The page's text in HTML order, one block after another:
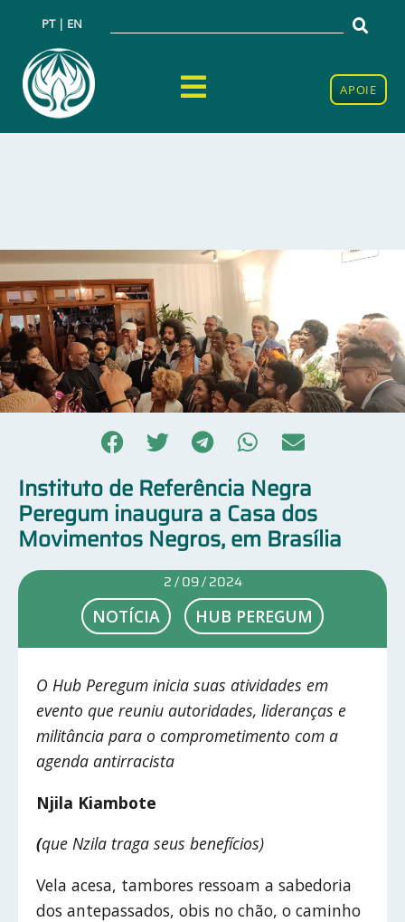
PT | EN
APOIE
Instituto de Referência Negra
Peregum inaugura a Casa dos
Movimentos Negros, em Brasília
2 / 09 / 2024
NOTÍCIA HUB PEREGUM
O Hub Peregum inicia suas atividades em
evento que reuniu autoridades, lideranças e
militância para o comprometimento com a
agenda antirracista
Njila Kiambote
(que Nzila traga seus benefícios)
Vela acesa, tambores ressoam a sabedoria
dos antepassados, obis no chão, o caminho